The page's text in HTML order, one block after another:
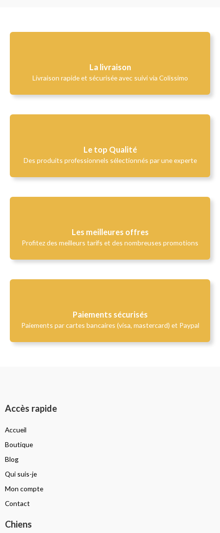
La livraison
Livraison rapide et sécurisée avec suivi via Colissimo
Le top Qualité​
Des produits professionnels sélectionnés par une experte
Les meilleures offres
Profitez des meilleurs tarifs et des nombreuses promotions
Paiements sécurisés
Paiements par cartes bancaires (visa, mastercard) et Paypal
Accès rapide
Accueil
Boutique
Blog
Qui suis-je
Mon compte
Contact
Chiens